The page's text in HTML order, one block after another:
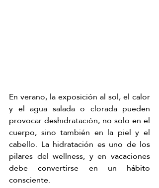
En verano, la exposición al sol, el calor
y el agua salada o clorada pueden
provocar deshidratación, no solo en el
cuerpo, sino también en la piel y el
cabello. La hidratación es uno de los
pilares del wellness, y en vacaciones
debe convertirse en un hábito
consciente.